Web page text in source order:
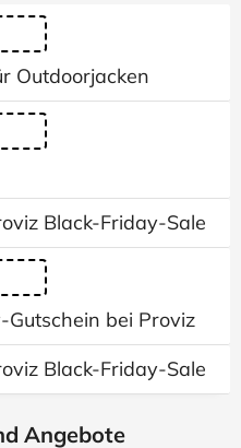
Outdoorjacken
Black-Friday-Sale
bei Proviz
Black-Friday-Sale
Angebote